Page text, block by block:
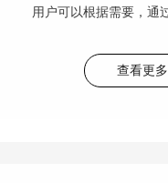
用户可以根据需要，通过调节电流，
查看更多